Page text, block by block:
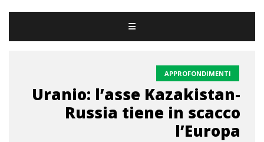
APPROFONDIMENTI
Uranio: l’asse Kazakistan-
Russia tiene in scacco
l’Europa